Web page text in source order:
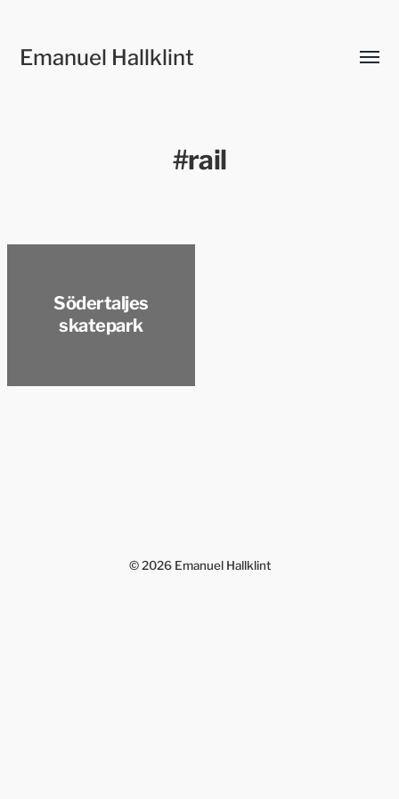
Emanuel Hallklint
Slå
#rail
Södertaljes
skatepark
© 2026 Emanuel Hallklint